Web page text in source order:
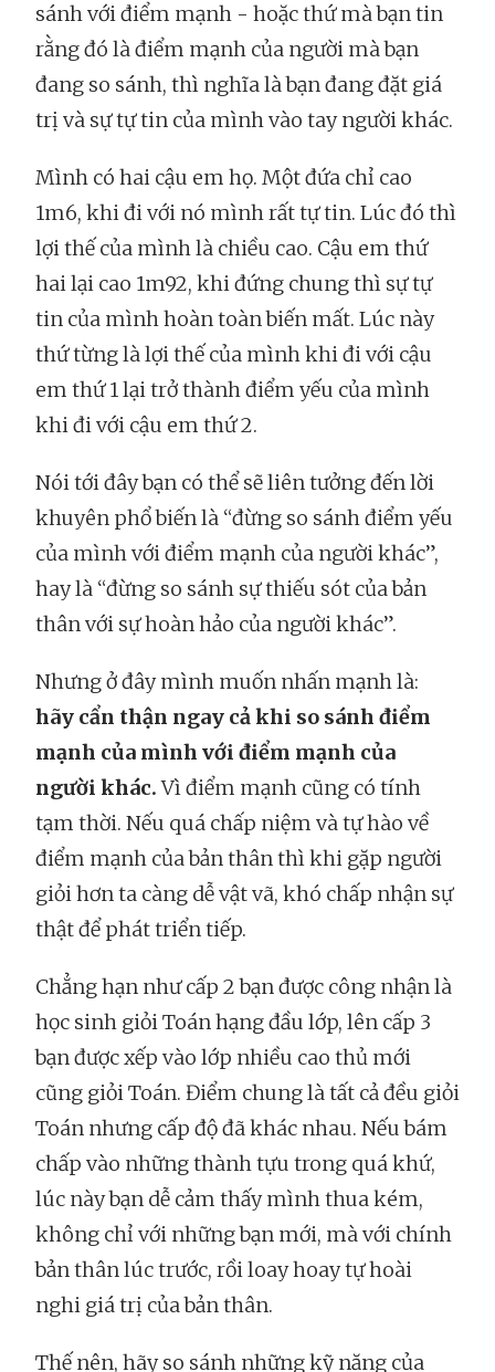
sánh với điểm mạnh - hoặc thứ mà bạn tin
rằng đó là điểm mạnh của người mà bạn
đang so sánh, thì nghĩa là bạn đang đặt giá
trị và sự tự tin của mình vào tay người khác.
Mình có hai cậu em họ. Một đứa chỉ cao
1m6, khi đi với nó mình rất tự tin. Lúc đó thì
lợi thế của mình là chiều cao. Cậu em thứ
hai lại cao 1m92, khi đứng chung thì sự tự
tin của mình hoàn toàn biến mất. Lúc này
thứ từng là lợi thế của mình khi đi với cậu
em thứ 1 lại trở thành điểm yếu của mình
khi đi với cậu em thứ 2.
Nói tới đây bạn có thể sẽ liên tưởng đến lời
khuyên phổ biến là “đừng so sánh điểm yếu
của mình với điểm mạnh của người khác”,
hay là “đừng so sánh sự thiếu sót của bản
thân với sự hoàn hảo của người khác”.
Nhưng ở đây mình muốn nhấn mạnh là:
hãy cẩn thận ngay cả khi so sánh điểm
mạnh của mình với điểm mạnh của
người khác.Vì điểm mạnh cũng có tính
tạm thời. Nếu quá chấp niệm và tự hào về
điểm mạnh của bản thân thì khi gặp người
giỏi hơn ta càng dễ vật vã, khó chấp nhận sự
thật để phát triển tiếp.
Chẳng hạn như cấp 2 bạn được công nhận là
học sinh giỏi Toán hạng đầu lớp, lên cấp 3
bạn được xếp vào lớp nhiều cao thủ mới
cũng giỏi Toán. Điểm chung là tất cả đều giỏi
Toán nhưng cấp độ đã khác nhau. Nếu bám
chấp vào những thành tựu trong quá khứ,
lúc này bạn dễ cảm thấy mình thua kém,
không chỉ với những bạn mới, mà với chính
bản thân lúc trước, rồi loay hoay tự hoài
nghi giá trị của bản thân.
Thế nên, hãy so sánh những kỹ năng của